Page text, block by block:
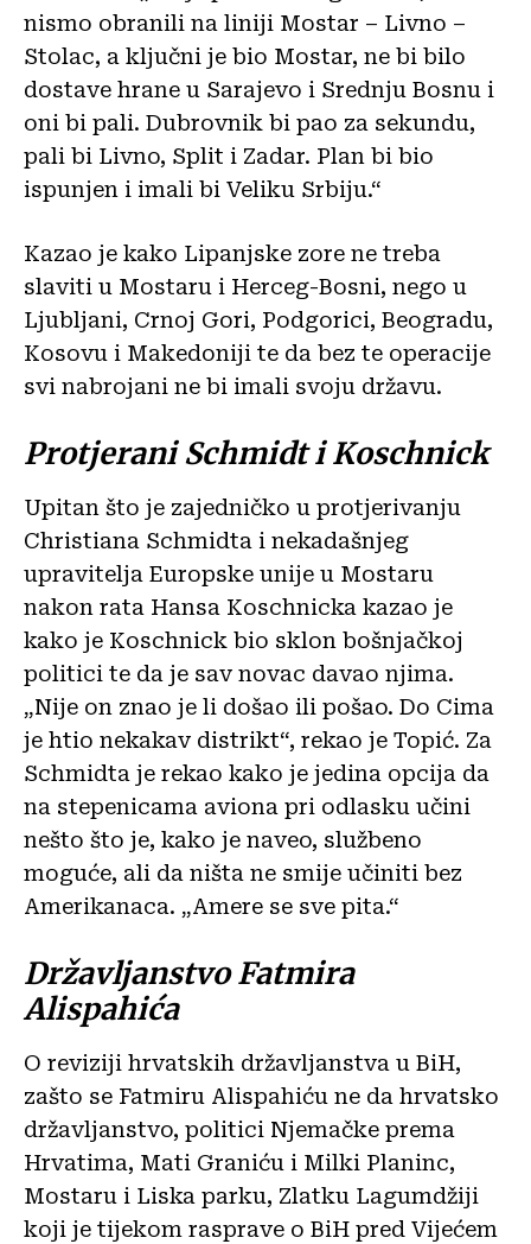
nismo obranili na liniji Mostar – Livno –
Stolac, a ključni je bio Mostar, ne bi bilo
dostave hrane u Sarajevo i Srednju Bosnu i
oni bi pali. Dubrovnik bi pao za sekundu,
pali bi Livno, Split i Zadar. Plan bi bio
ispunjen i imali bi Veliku Srbiju.“
Kazao je kako Lipanjske zore ne treba
slaviti u Mostaru i Herceg-Bosni, nego u
Ljubljani, Crnoj Gori, Podgorici, Beogradu,
Kosovu i Makedoniji te da bez te operacije
svi nabrojani ne bi imali svoju državu.
Protjerani Schmidt i Koschnick
Upitan što je zajedničko u protjerivanju
Christiana Schmidta i nekadašnjeg
upravitelja Europske unije u Mostaru
nakon rata Hansa Koschnicka kazao je
kako je Koschnick bio sklon bošnjačkoj
politici te da je sav novac davao njima.
„Nije on znao je li došao ili pošao. Do Cima
je htio nekakav distrikt“, rekao je Topić. Za
Schmidta je rekao kako je jedina opcija da
na stepenicama aviona pri odlasku učini
nešto što je, kako je naveo, službeno
moguće, ali da ništa ne smije učiniti bez
Amerikanaca. „Amere se sve pita.“
Državljanstvo Fatmira
Alispahića
O reviziji hrvatskih državljanstva u BiH,
zašto se Fatmiru Alispahiću ne da hrvatsko
državljanstvo, politici Njemačke prema
Hrvatima, Mati Graniću i Milki Planinc,
Mostaru i Liska parku, Zlatku Lagumdžiji
koji je tijekom rasprave o BiH pred Vijećem